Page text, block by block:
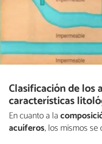
Clasificación de los
características
En cuanto a la
acuíferos, los mismos se